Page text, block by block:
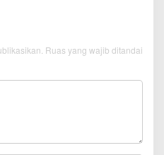
Ruas yang wajib ditandai